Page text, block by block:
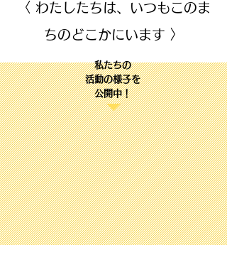
〈 わたしたちは、いつもこのま
ちのどこかにいます 〉
私たちの
活動の様子を​
​公開中！